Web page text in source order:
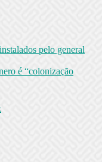
pelo general
é “colonização